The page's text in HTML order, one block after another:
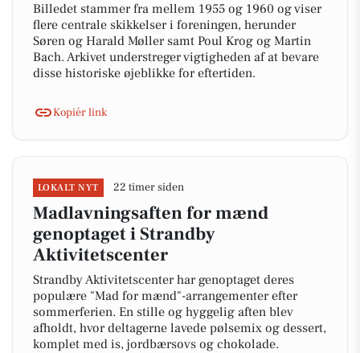
Billedet stammer fra mellem 1955 og 1960 og viser
flere centrale skikkelser i foreningen, herunder
Søren og Harald Møller samt Poul Krog og Martin
Bach. Arkivet understreger vigtigheden af at bevare
disse historiske øjeblikke for eftertiden.
Kopiér link
LOKALT NYT 22 timer siden
Madlavningsaften for mænd
genoptaget i Strandby
Aktivitetscenter
Strandby Aktivitetscenter har genoptaget deres
populære "Mad for mænd"-arrangementer efter
sommerferien. En stille og hyggelig aften blev
afholdt, hvor deltagerne lavede pølsemix og dessert,
komplet med is, jordbærsovs og chokolade.